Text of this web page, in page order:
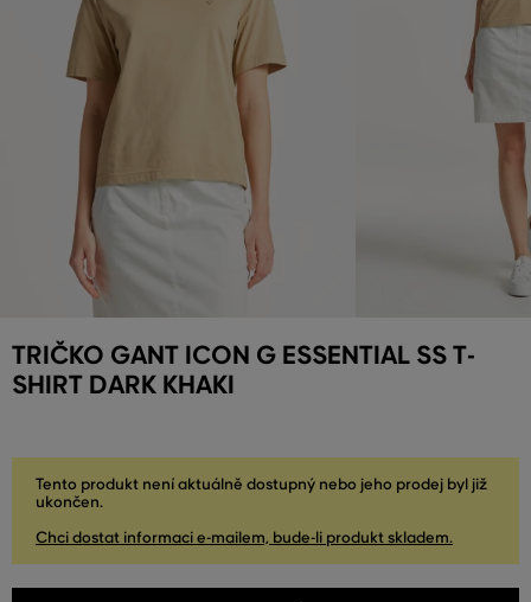
TRIČKO GANT ICON G ESSENTIAL SS T-
SHIRT DARK KHAKI
Tento produkt není aktuálně dostupný nebo jeho prodej byl již
ukončen.
Chci dostat informaci e-mailem, bude-li produkt skladem.